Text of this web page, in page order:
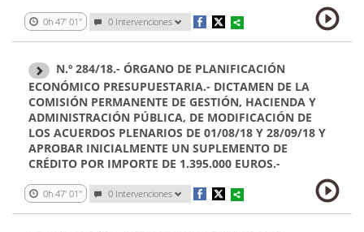
0h 47' 01'' 0 Intervenciones
N.º 284/18.- ÓRGANO DE PLANIFICACIÓN
ECONÓMICO PRESUPUESTARIA.- DICTAMEN DE LA
COMISIÓN PERMANENTE DE GESTIÓN, HACIENDA Y
ADMINISTRACIÓN PÚBLICA, DE MODIFICACIÓN DE
LOS ACUERDOS PLENARIOS DE 01/08/18 Y 28/09/18 Y
APROBAR INICIALMENTE UN SUPLEMENTO DE
CRÉDITO POR IMPORTE DE 1.395.000 EUROS.-
0h 47' 01'' 0 Intervenciones